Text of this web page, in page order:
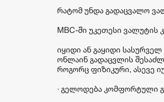
რატომ უნდა გადაცვალო
MBC-ში უკეთესი ვალუტის
იყიდი ან გაყიდი
ონლაინ გადაცვლის
როგორც ფიზიკური, ასევე
· გელოდება კომფორტული